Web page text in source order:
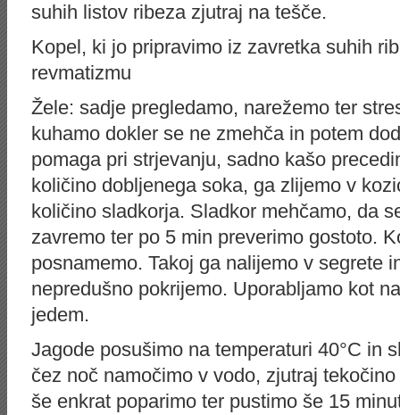
suhih listov ribeza zjutraj na tešče.
Kopel, ki jo pripravimo iz zavretka suhih
revmatizmu
Žele: sadje pregledamo, narežemo ter
kuhamo dokler se ne zmehča in potem
pomaga pri strjevanju, sadno kašo
količino dobljenega soka, ga zlijemo v
količino sladkorja. Sladkor mehčamo, da
zavremo ter po 5 min preverimo gostoto.
posnamemo. Takoj ga nalijemo v segrete
nepredušno pokrijemo. Uporabljamo kot
jedem.
Jagode posušimo na temperaturi 40°C in
čez noč namočimo v vodo, zjutraj
še enkrat poparimo ter pustimo še 15